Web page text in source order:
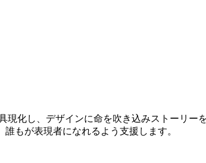
化し、デザインに命を吹き込みストーリ
もが表現者になれるよう支援します。